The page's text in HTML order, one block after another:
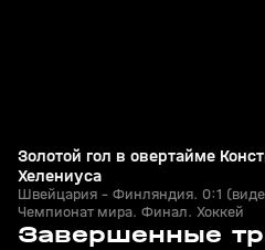
Золотой гол в овертайме
Хелениуса
Швейцария - Финляндия. 0:1
Чемпионат мира. Финал. Хоккей
Завершенные
31 мая, 21:09